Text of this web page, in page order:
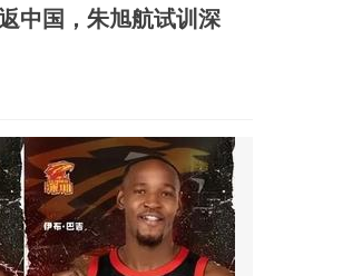
中国，朱旭航试训深